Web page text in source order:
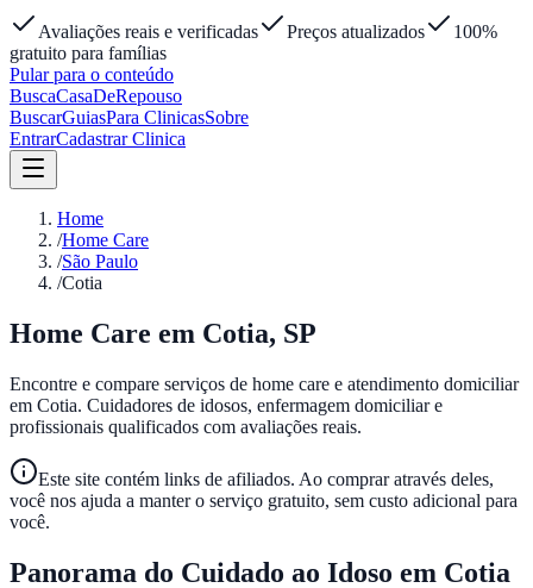
Avaliações reais e verificadas Preços atualizados
100%
gratuito para famílias
Pular para o conteúdo
BuscaCasaDeRepouso
BuscarGuiasPara ClinicasSobre
EntrarCadastrar Clinica
Home
/Home Care
/São Paulo
/Cotia
Home Care em Cotia, SP
Encontre e compare serviços de home care e atendimento domiciliar
em Cotia. Cuidadores de idosos, enfermagem domiciliar e
profissionais qualificados com avaliações reais.
Este site contém links de afiliados. Ao comprar através deles,
você nos ajuda a manter o serviço gratuito, sem custo adicional para
você.
Panorama do Cuidado ao Idoso em Cotia